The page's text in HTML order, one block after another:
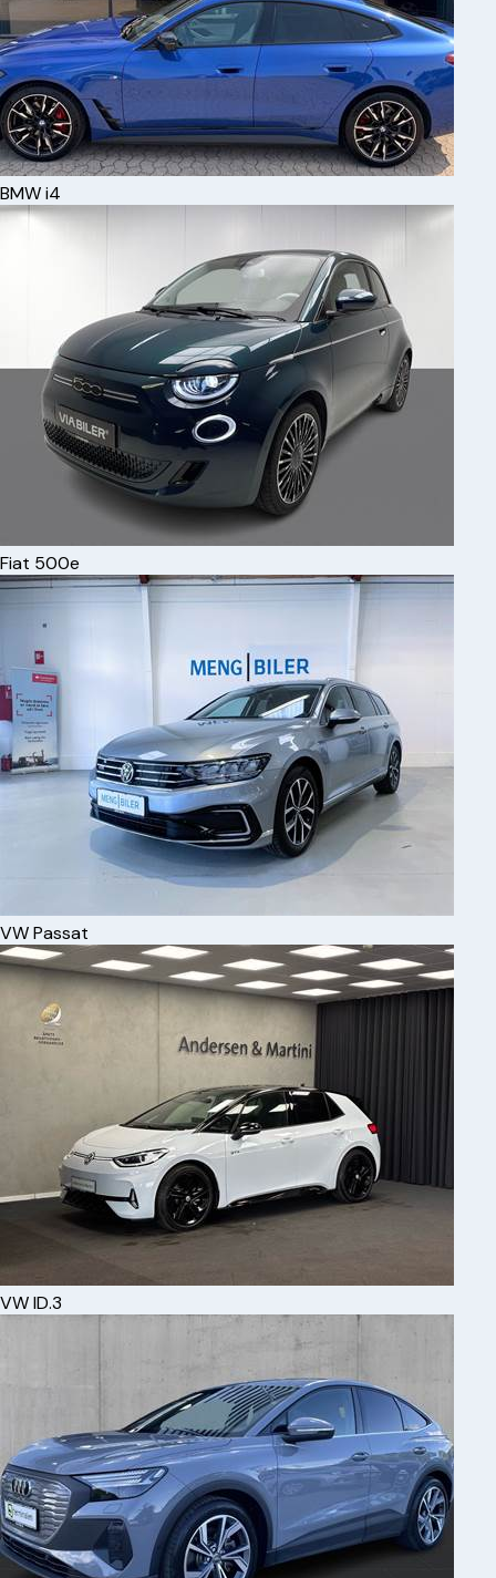
BMWi4
Fiat 500e
VWPassat
VWID.3